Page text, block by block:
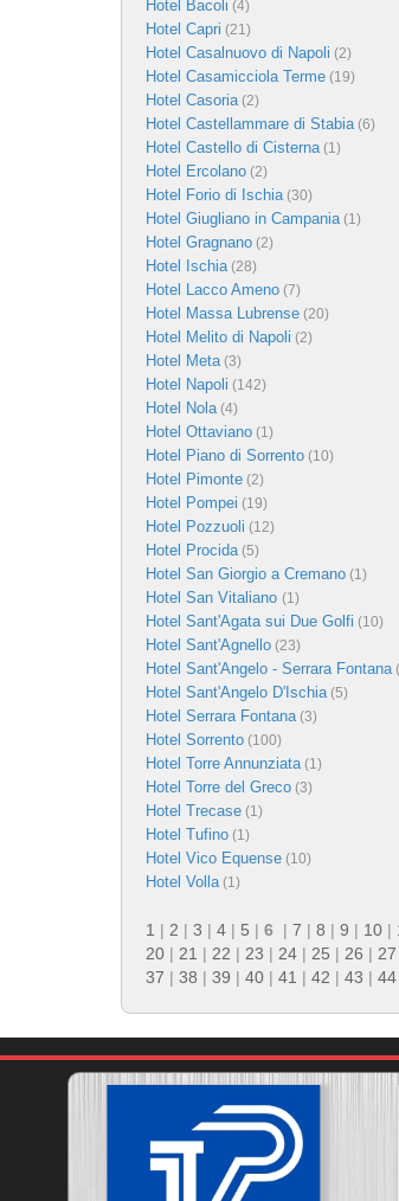
Hotel Bacoli (4)
Hotel Capri (21)
Hotel Casalnuovo di Napoli (2)
Hotel Casamicciola Terme (19)
Hotel Casoria(2)
Hotel Castellammare di Stabia(6)
Hotel Castello di Cisterna(1)
Hotel Ercolano (2)
Hotel Forio di Ischia(30)
Hotel Giugliano in Campania(1)
Hotel Gragnano (2)
Hotel Ischia(28)
Hotel Lacco Ameno (7)
Hotel Massa Lubrense (20)
Hotel Melito di Napoli (2)
Hotel Meta(3)
Hotel Napoli (142)
Hotel Nola(4)
Hotel Ottaviano (1)
Hotel Piano di Sorrento (10)
Hotel Pimonte (2)
Hotel Pompei (19)
Hotel Pozzuoli (12)
Hotel Procida(5)
Hotel San Giorgio a Cremano (1)
Hotel San Vitaliano (1)
Hotel Sant'Agata sui Due Golfi (10)
Hotel Sant'Agnello (23)
Hotel Sant'Angelo - Serrara Fontana
Hotel Sant'Angelo D'Ischia(5)
Hotel Serrara Fontana(3)
Hotel Sorrento (100)
Hotel Torre Annunziata(1)
Hotel Torre del Greco (3)
Hotel Trecase (1)
Hotel Tufino (1)
Hotel Vico Equense (10)
Hotel Volla(1)
1 | 2 | 3 | 4 | 5 | 6 | 7 | 8 | 9 | 10 |
20 | 21 | 22 | 23 | 24 | 25 | 26 | 27
37 | 38 | 39 | 40 | 41 | 42 | 43 | 44